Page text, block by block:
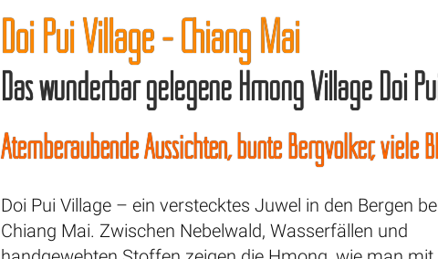
Doi Pui Village - Chiang Mai
Das wunderbar gelegene Hmong Village Doi
Atemberaubende Aussichten, bunte Bergvölker, viele
Doi Pui Village – ein verstecktes Juwel in den Bergen
Chiang Mai. Zwischen Nebelwald, Wasserfällen und